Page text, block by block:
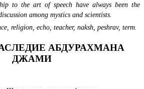
to the art of speech have always been the
among mystics and scientists.
religion, echo, teacher, naksh, peshrav, term.
АБДУРАХМАНА
ДЖАМИ